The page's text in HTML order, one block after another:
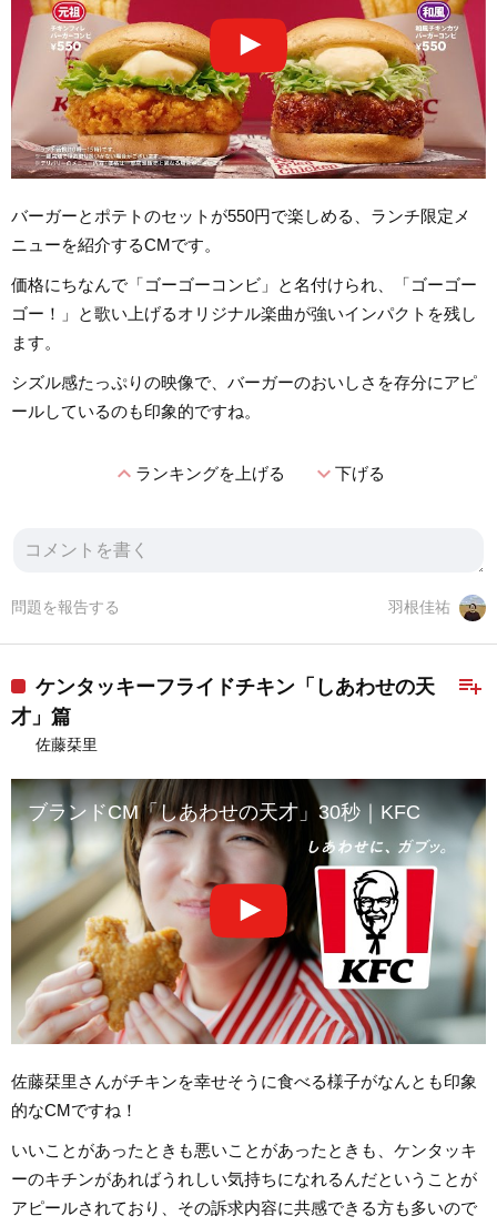
バーガーとポテトのセットが550円で楽しめる、ランチ限定メ
ニューを紹介するCMです。
価格にちなんで「ゴーゴーコンビ」と名付けられ、「ゴーゴー
ゴー！」と歌い上げるオリジナル楽曲が強いインパクトを残し
ます。
シズル感たっぷりの映像で、バーガーのおいしさを存分にアピ
ールしているのも印象的ですね。
expand_lessランキングを上げる expand_more下げる
羽根佳祐
問題を報告する
playlist_add
ケンタッキーフライドチキン「しあわせの天
才」篇
佐藤栞里
ブランドCM「しあわせの天才」30秒｜KFC
佐藤栞里さんがチキンを幸せそうに食べる様子がなんとも印象
的なCMですね！
いいことがあったときも悪いことがあったときも、ケンタッキ
ーのキチンがあればうれしい気持ちになれるんだということが
アピールされており、その訴求内容に共感できる方も多いので